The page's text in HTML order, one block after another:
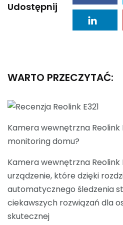
Udostępnij
WARTO PRZECZYTAĆ:
Kamera wewnętrzna Reolink
monitoring domu?
Kamera wewnętrzna Reolink
urządzenie, które dzięki
automatycznego śledzenia
ciekawszych rozwiązań dla
skutecznej